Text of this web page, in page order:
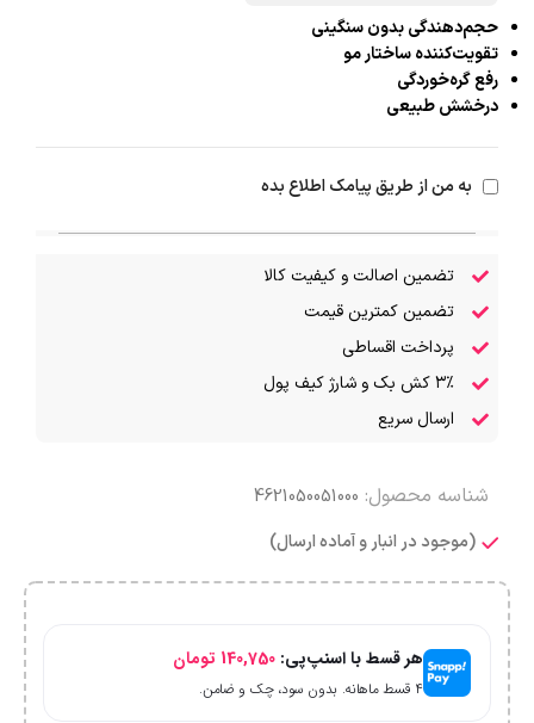
حجم‌دهندگی بدون سنگینی
تقویت‌کننده ساختار مو
رفع گره‌خوردگی
درخشش طبیعی
به من از طریق پیامک اطلاع بده
تضمین اصالت و کیفیت کالا
تضمین کمترین قیمت
پرداخت اقساطی
۳٪ کش بک و شارژ کیف پول
ارسال سریع
شناسه محصول: 4621050051000
(موجود در انبار و آماده ارسال)
هر قسط با اسنپ‌پی: 140,750 تومان
۴ قسط ماهانه. بدون سود، چک و ضامن.